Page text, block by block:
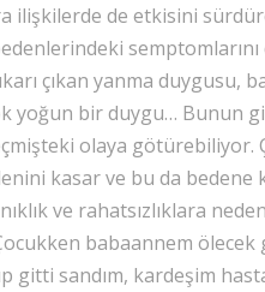
ilişkilerde de etkisini
semptomlarını
çıkan yanma duygusu,
yoğun bir duygu… Bunun
olaya
kasar ve bu da
ve rahatsızlıklara
babaannem ölecek
gitti sandım, kardeşim